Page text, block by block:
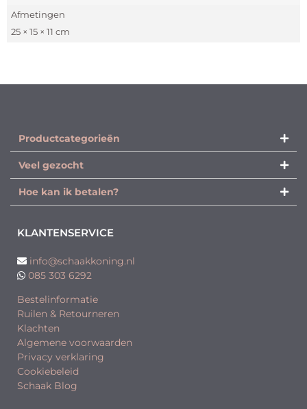
Afmetingen
25 × 15 × 11 cm
Productcategorieën​
Veel gezocht
Hoe kan ik betalen?
KLANTENSERVICE
info@schaakkoning.nl
085 303 6292
Bestelinformatie
Ruilen & Retourneren
Klachten
Algemene voorwaarden
Privacy verklaring
Cookiebeleid
Schaak Blog